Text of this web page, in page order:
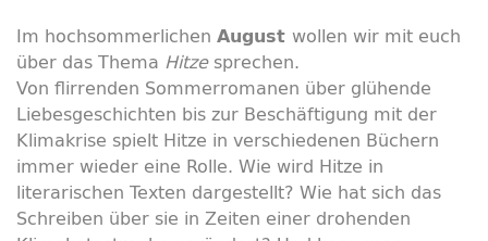
Im hochsommerlichen August wollen wir mit euch
über das Thema Hitzesprechen.
Von flirrenden Sommerromanen über glühende
Liebesgeschichten bis zur Beschäftigung mit der
Klimakrise spielt Hitze in verschiedenen Büchern
immer wieder eine Rolle. Wie wird Hitze in
literarischen Texten dargestellt? Wie hat sich das
Schreiben über sie in Zeiten einer drohenden